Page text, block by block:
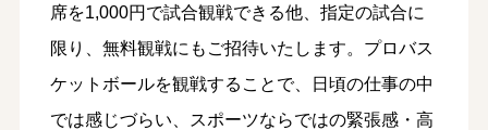
席を1,000円で試合観戦できる他、指定の試合に
限り、無料観戦にもご招待いたします。プロバス
ケットボールを観戦することで、日頃の仕事の中
では感じづらい、スポーツならではの緊張感・高